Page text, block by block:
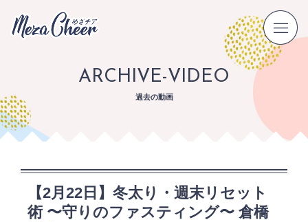
ARCHIVE-VIDEO
過去の動画
【2月22日】冬太り・週末リセット
術 〜守りのファスティング〜 倉橋